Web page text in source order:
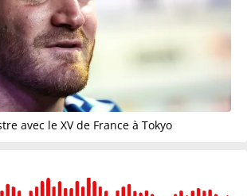
avec le XV de France à Tokyo